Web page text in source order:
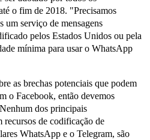
o fim de 2018. "Precisamos
um serviço de mensagens
pelos Estados Unidos ou pela
mínima para usar o WhatsApp
as brechas potenciais que podem
o Facebook, então devemos
dos principais
de codificação de
WhatsApp e o Telegram, são